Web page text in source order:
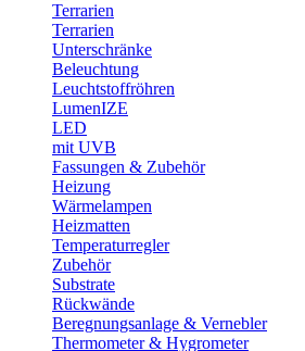
Terrarien
Terrarien
Unterschränke
Beleuchtung
Leuchtstoffröhren
LumenIZE
LED
mit UVB
Fassungen & Zubehör
Heizung
Wärmelampen
Heizmatten
Temperaturregler
Zubehör
Substrate
Rückwände
Beregnungsanlage & Vernebler
Thermometer & Hygrometer